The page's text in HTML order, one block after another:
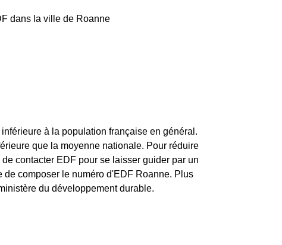
dans la ville de Roanne
à la population française en général.
que la moyenne nationale. Pour réduire
contacter EDF pour se laisser guider par un
composer le numéro d'EDF Roanne. Plus
du développement durable.